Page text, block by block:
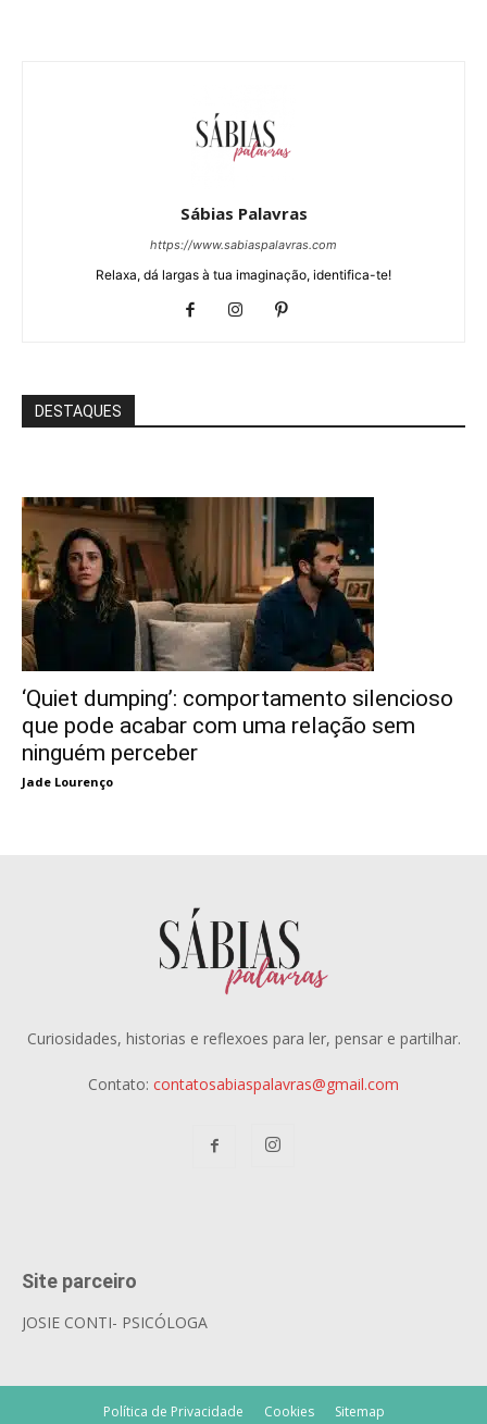
Sábias Palavras
https://www.sabiaspalavras.com
Relaxa, dá largas à tua imaginação, identifica-te!
DESTAQUES
‘Quiet dumping’: comportamento silencioso
que pode acabar com uma relação sem
ninguém perceber
Jade Lourenço
Curiosidades, historias e reflexoes para ler, pensar e partilhar.
Contato: contatosabiaspalavras@gmail.com
Site parceiro
JOSIE CONTI- PSICÓLOGA
Política de Privacidade Cookies Sitemap